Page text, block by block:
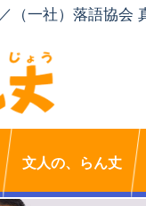
（一社）落語協会
文人の、らん丈